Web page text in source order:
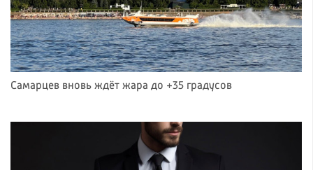
Самарцев вновь ждёт жара до +35 градусов